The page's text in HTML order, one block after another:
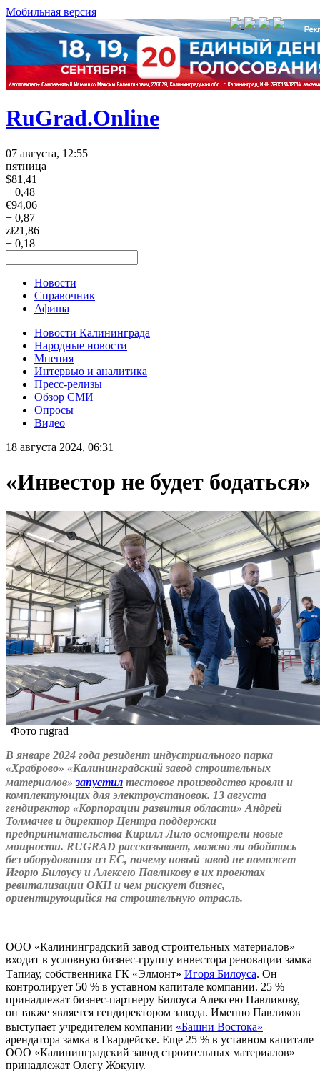
Мобильная версия
RuGrad.Online
07 августа, 12:55
пятница
$81,41
+ 0,48
€94,06
+ 0,87
zł21,86
+ 0,18
Новости
Справочник
Афиша
Новости Калининграда
Народные новости
Мнения
Интервью и аналитика
Пресс-релизы
Обзор СМИ
Опросы
Видео
18 августа 2024, 06:31
«Инвестор не будет бодаться»
Фото rugrad
В январе 2024 года резидент индустриального парка
«Храброво» «Калининградский завод строительных
материалов» запустил тестовое производство кровли и
комплектующих для электроустановок. 13 августа
гендиректор «Корпорации развития области» Андрей
Толмачев и директор Центра поддержки
предпринимательства Кирилл Лило осмотрели новые
мощности. RUGRAD рассказывает, можно ли обойтись
без оборудования из ЕС, почему новый завод не поможет
Игорю Билоусу и Алексею Павликову в их проектах
ревитализации ОКН и чем рискует бизнес,
ориентирующийся на строительную отрасль.
ООО «Калининградский завод строительных материалов»
входит в условную бизнес-группу инвестора реновации замка
Тапиау, собственника ГК «Элмонт» Игоря Билоуса. Он
контролирует 50 % в уставном капитале компании. 25 %
принадлежат бизнес-партнеру Билоуса Алексею Павликову,
он также является гендиректором завода. Именно Павликов
выступает учредителем компании «Башни Востока» —
арендатора замка в Гвардейске. Еще 25 % в уставном капитале
ООО «Калининградский завод строительных материалов»
принадлежат Олегу Жокуну.